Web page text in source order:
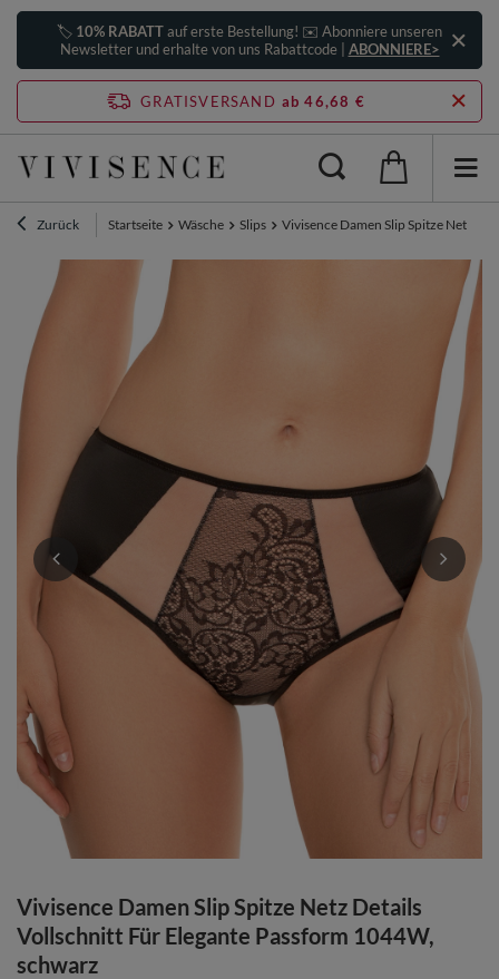
🏷️ 10% RABATTauf erste Bestellung! ✉️ Abonniere unseren
Newsletter und erhalte von uns Rabattcode | ABONNIERE>
GRATISVERSAND ab 46,68 €
Zurück Startseite Wäsche Slips Vivisence Damen Slip Spitze Netz
Vivisence Damen Slip Spitze Netz Details
Vollschnitt Für Elegante Passform 1044W,
schwarz